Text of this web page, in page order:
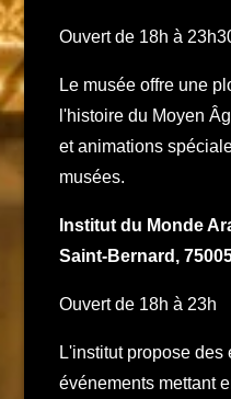
Ouvert de 18h à
Le musée offre une
l'histoire du Moyen
et animations
musées.
Institut du Monde
Saint-Bernard,
Ouvert de 18h à 23h
L'institut propose des
événements mettant